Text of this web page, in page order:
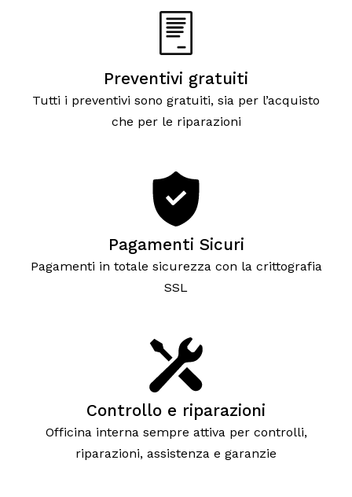
Preventivi gratuiti
Tutti i preventivi sono gratuiti, sia per l’acquisto
che per le riparazioni
Pagamenti Sicuri
Pagamenti in totale sicurezza con la crittografia
SSL
Controllo e riparazioni
Officina interna sempre attiva per controlli,
riparazioni, assistenza e garanzie